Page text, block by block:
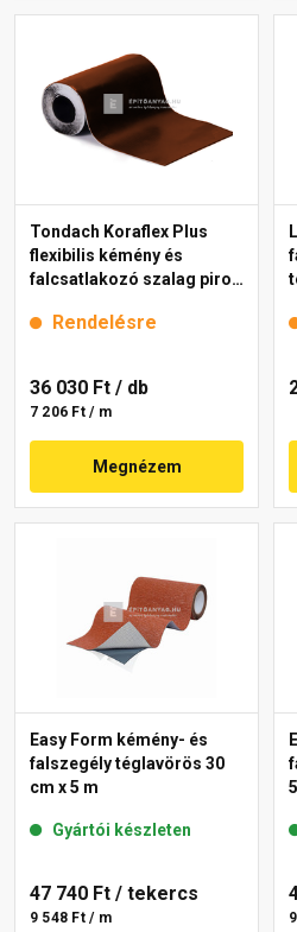
Tondach Koraflex Plus
flexibilis kémény és
falcsatlakozó szalag piros
Rendelésre
36 030 Ft / db
7 206 Ft / m
Megnézem
Easy Form kémény- és
falszegély téglavörös 30
cm x 5 m
Gyártói készleten
47 740 Ft / tekercs
9 548 Ft / m